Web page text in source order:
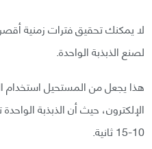
لا يمكنك تحقيق فترات زمنية
لصنع الذبذبة الواحدة.
هذا يجعل من المستحيل استخدام
10-15 ثانية.